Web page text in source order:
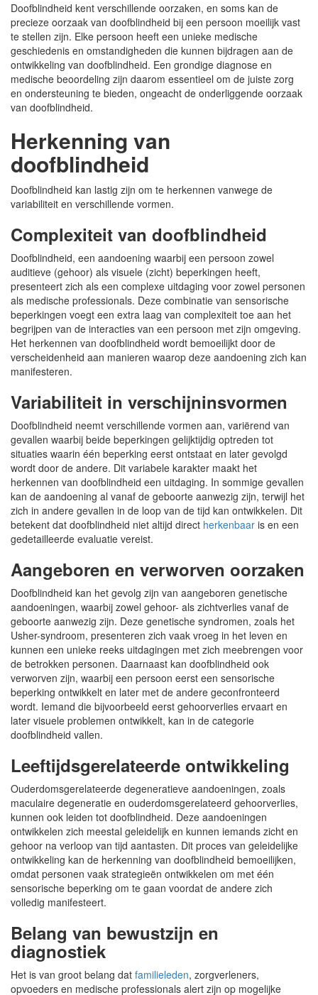
Doofblindheid kent verschillende oorzaken, en soms kan de
precieze oorzaak van doofblindheid bij een persoon moeilijk vast
te stellen zijn. Elke persoon heeft een unieke medische
geschiedenis en omstandigheden die kunnen bijdragen aan de
ontwikkeling van doofblindheid. Een grondige diagnose en
medische beoordeling zijn daarom essentieel om de juiste zorg
en ondersteuning te bieden, ongeacht de onderliggende oorzaak
van doofblindheid.
Herkenning van
doofblindheid
Doofblindheid kan lastig zijn om te herkennen vanwege de
variabiliteit en verschillende vormen.
Complexiteit van doofblindheid
Doofblindheid, een aandoening waarbij een persoon zowel
auditieve (gehoor) als visuele (zicht) beperkingen heeft,
presenteert zich als een complexe uitdaging voor zowel personen
als medische professionals. Deze combinatie van sensorische
beperkingen voegt een extra laag van complexiteit toe aan het
begrijpen van de interacties van een persoon met zijn omgeving.
Het herkennen van doofblindheid wordt bemoeilijkt door de
verscheidenheid aan manieren waarop deze aandoening zich kan
manifesteren.
Variabiliteit in verschijninsvormen
Doofblindheid neemt verschillende vormen aan, variërend van
gevallen waarbij beide beperkingen gelijktijdig optreden tot
situaties waarin één beperking eerst ontstaat en later gevolgd
wordt door de andere. Dit variabele karakter maakt het
herkennen van doofblindheid een uitdaging. In sommige gevallen
kan de aandoening al vanaf de geboorte aanwezig zijn, terwijl het
zich in andere gevallen in de loop van de tijd kan ontwikkelen. Dit
betekent dat doofblindheid niet altijd direct herkenbaar is en een
gedetailleerde evaluatie vereist.
Aangeboren en verworven oorzaken
Doofblindheid kan het gevolg zijn van aangeboren genetische
aandoeningen, waarbij zowel gehoor- als zichtverlies vanaf de
geboorte aanwezig zijn. Deze genetische syndromen, zoals het
Usher-syndroom, presenteren zich vaak vroeg in het leven en
kunnen een unieke reeks uitdagingen met zich meebrengen voor
de betrokken personen. Daarnaast kan doofblindheid ook
verworven zijn, waarbij een persoon eerst een sensorische
beperking ontwikkelt en later met de andere geconfronteerd
wordt. Iemand die bijvoorbeeld eerst gehoorverlies ervaart en
later visuele problemen ontwikkelt, kan in de categorie
doofblindheid vallen.
Leeftijdsgerelateerde ontwikkeling
Ouderdomsgerelateerde degeneratieve aandoeningen, zoals
maculaire degeneratie en ouderdomsgerelateerd gehoorverlies,
kunnen ook leiden tot doofblindheid. Deze aandoeningen
ontwikkelen zich meestal geleidelijk en kunnen iemands zicht en
gehoor na verloop van tijd aantasten. Dit proces van geleidelijke
ontwikkeling kan de herkenning van doofblindheid bemoeilijken,
omdat personen vaak strategieën ontwikkelen om met één
sensorische beperking om te gaan voordat de andere zich
volledig manifesteert.
Belang van bewustzijn en
diagnostiek
Het is van groot belang dat familieleden, zorgverleners,
opvoeders en medische professionals alert zijn op mogelijke